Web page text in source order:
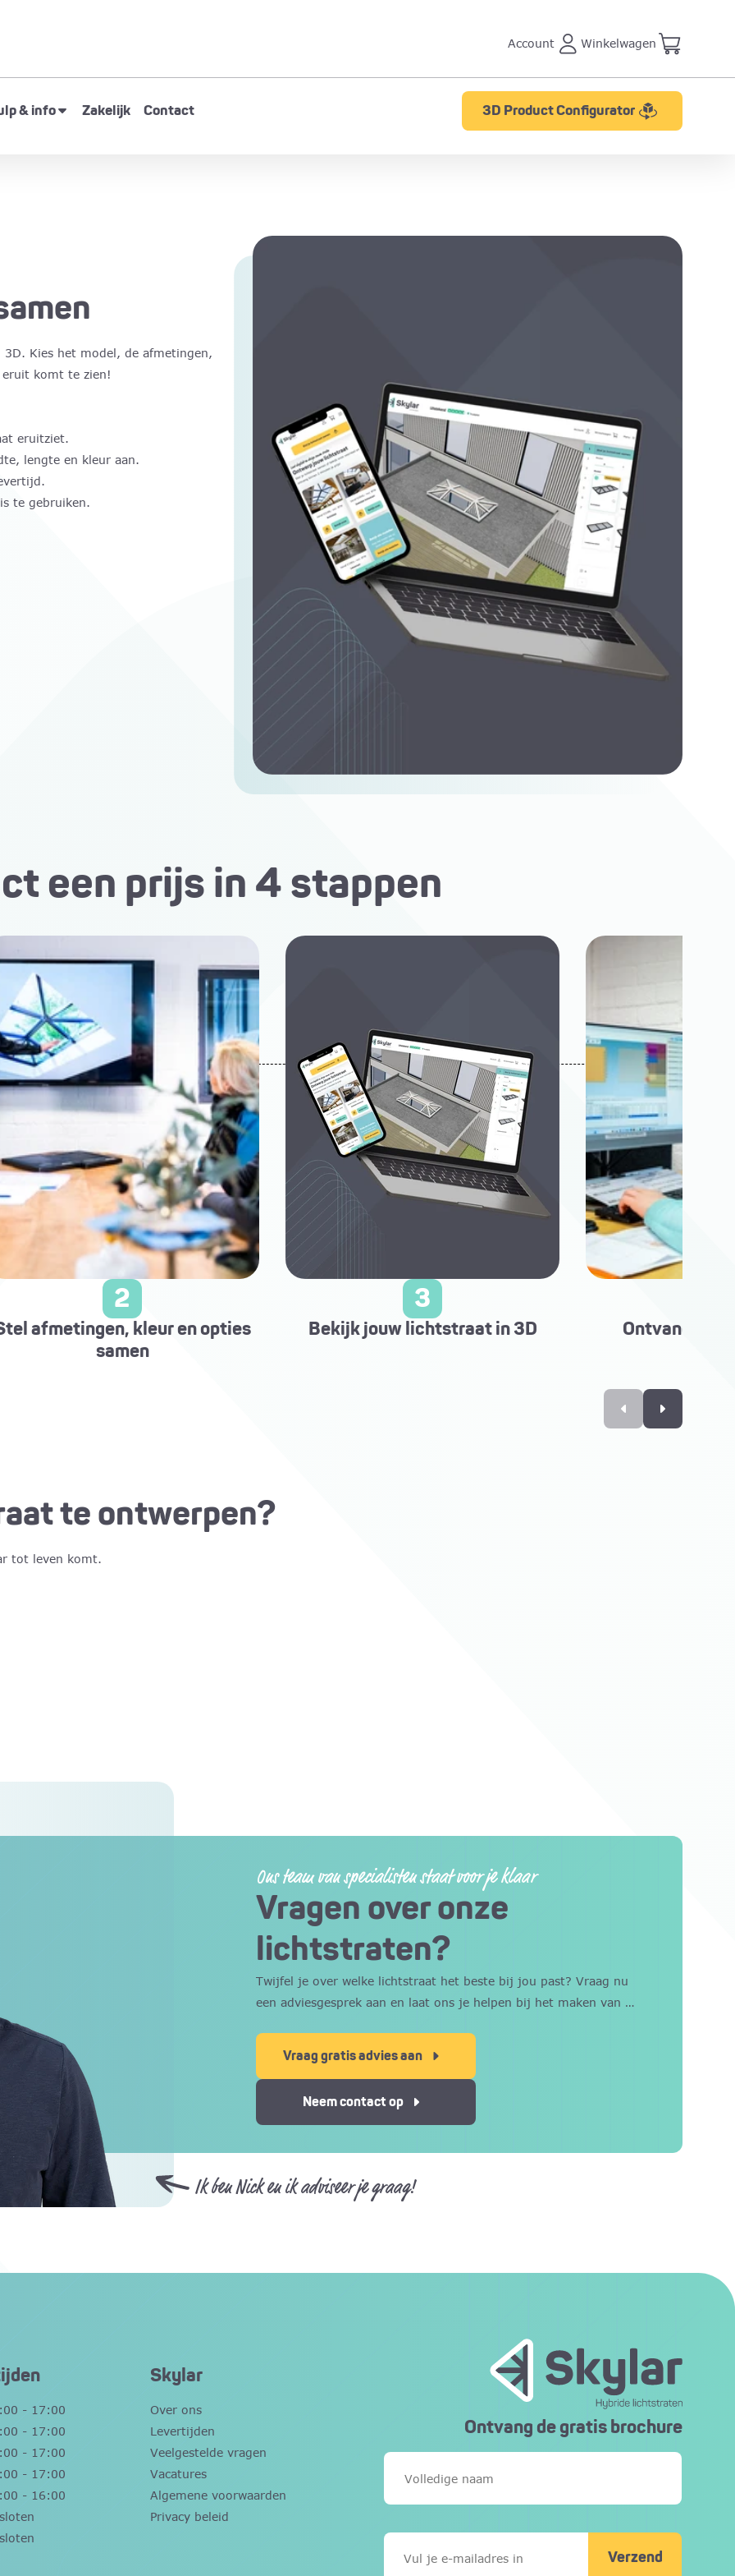
Account Winkelwagen
& info Zakelijk Contact 3D Product Configurator
Kies het model, de afmetingen,
komt te zien!
eruitziet.
lengte en kleur aan.
te gebruiken.
een prijs in 4 stappen
2
afmetingen, kleur en opties
samen
3
Bekijk jouw lichtstraat in 3D Ontvang
te ontwerpen?
tot leven komt.
Ik ben Nick en ik adviseer je graag!
Ons team van specialisten staat voor je klaar
Vragen over onze
lichtstraten?
Twijfel je over welke lichtstraat het beste bij jou past? Vraag nu
een adviesgesprek aan en laat ons je helpen bij het maken van de
Vraag gratis advies aan
Neem contact op
- 17:00
- 17:00
- 17:00
- 17:00
- 16:00
Skylar
Over ons
Levertijden
Veelgestelde vragen
Vacatures
Algemene voorwaarden
Privacy beleid
Ontvang de gratis brochure
Verzend